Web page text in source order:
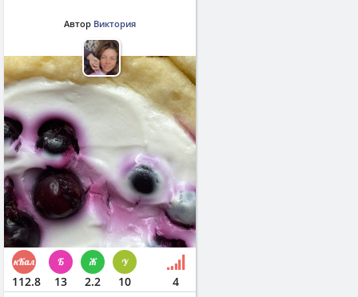
Автор Виктория
112.8 13 2.2 10 4